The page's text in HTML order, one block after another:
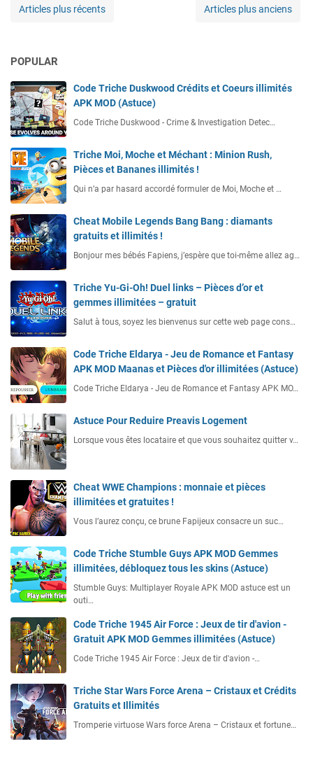
Articles plus récents Articles plus anciens
POPULAR
Code Triche Duskwood Crédits et Coeurs illimités
APK MOD (Astuce)
Code Triche Duskwood - Crime & Investigation Detec…
Triche Moi, Moche et Méchant : Minion Rush,
Pièces et Bananes illimités !
Qui n’a par hasard accordé formuler de Moi, Moche et …
Cheat Mobile Legends Bang Bang : diamants
gratuits et illimités !
Bonjour mes bébés Fapiens, j’espère que toi-même allez ag…
Triche Yu-Gi-Oh! Duel links – Pièces d’or et
gemmes illimitées – gratuit
Salut à tous, soyez les bienvenus sur cette web page cons…
Code Triche Eldarya - Jeu de Romance et Fantasy
APK MOD Maanas et Pièces d'or illimitées (Astuce)
Code Triche Eldarya - Jeu de Romance et Fantasy APK MO…
Astuce Pour Reduire Preavis Logement
Lorsque vous êtes locataire et que vous souhaitez quitter v…
Cheat WWE Champions : monnaie et pièces
illimitées et gratuites !
Vous l’aurez conçu, ce brune Fapijeux consacre un suc…
Code Triche Stumble Guys APK MOD Gemmes
illimitées, débloquez tous les skins (Astuce)
Stumble Guys: Multiplayer Royale APK MOD astuce est un
outi…
Code Triche 1945 Air Force : Jeux de tir d'avion -
Gratuit APK MOD Gemmes illimitées (Astuce)
Code Triche 1945 Air Force : Jeux de tir d'avion -…
Triche Star Wars Force Arena – Cristaux et Crédits
Gratuits et Illimités
Tromperie virtuose Wars force Arena – Cristaux et fortune…